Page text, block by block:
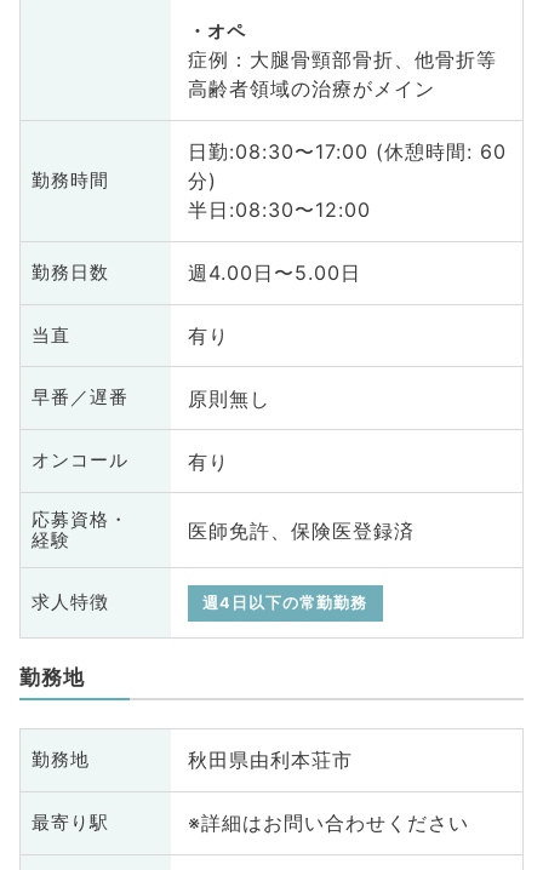
オペ
症例：大腿骨頸部骨折、他骨折等
高齢者領域の治療がメイン
勤務時間
日勤:08:30〜17:00 (休憩時間: 60
分)
半日:08:30〜12:00
勤務日数 週4.00日〜5.00日
当直 有り
早番／遅番 原則無し
オンコール 有り
応募資格・
経験
医師免許、保険医登録済
求人特徴 週4日以下の常勤勤務
勤務地
勤務地 秋田県由利本荘市
最寄り駅 ※詳細はお問い合わせください